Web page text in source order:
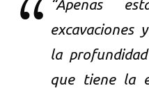
“Apenas
excavaciones
la
que tiene la